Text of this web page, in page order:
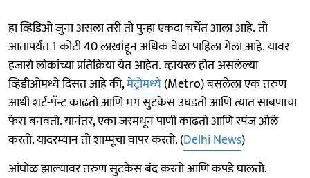
हा व्हिडिओ जुना असला तरी तो पुन्हा एकदा चर्चेत आला आहे. तो
आतापर्यंत 1 कोटी 40 लाखांहून अधिक वेळा पाहिला गेला आहे. यावर
हजारो लोकांच्या प्रतिक्रिया येत आहेत. व्हायरल होत असलेल्या
व्हिडीओमध्ये दिसत आहे की,मेट्रोमध्ये(Metro) बसलेला एक तरुण
आधी शर्ट-पॅन्ट काढतो आणि मग सुटकेस उघडतो आणि त्यात साबणाचा
फेस बनवतो. यानंतर, एका जरमधून पाणी काढतो आणि स्पंज ओले
करतो. यादरम्यान तो शाम्पूचा वापर करतो. (Delhi News)
आंघोळ झाल्यावर तरुण सुटकेस बंद करतो आणि कपडे घालतो.